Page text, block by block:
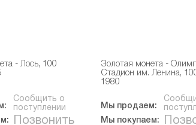
- Лось, 100
Сообщить о
поступлении
Позвонить
Золотая монета -
Стадион им. Ленина,
1980
Мы продаем:
Мы покупаем: